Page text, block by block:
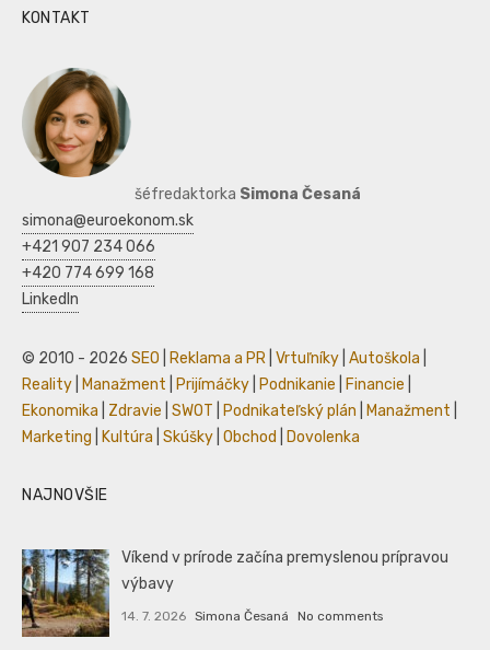
KONTAKT
šéfredaktorka Simona Česaná
simona@euroekonom.sk
+421 907 234 066
+420 774 699 168
LinkedIn
© 2010 - 2026 SEO Reklama a PR Vrtuľníky Autoškola
Reality
Manažment Prijímáčky Podnikanie Financie
Ekonomika
Zdravie SWOT Podnikateľský plán Manažment
Marketing
Kultúra Skúšky Obchod Dovolenka
NAJNOVŠIE
Víkend v prírode začína premyslenou prípravou
výbavy
14. 7. 2026 Simona Česaná No comments